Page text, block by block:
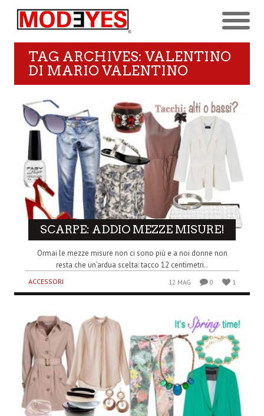
TAG ARCHIVES: VALENTINO
DI MARIO VALENTINO
SCARPE: ADDIO MEZZE MISURE!
Ormai le mezze misure non ci sono più e a noi donne non
resta che un’ardua scelta: tacco 12 centimetri..
ACCESSORI 12 MAG 0 1